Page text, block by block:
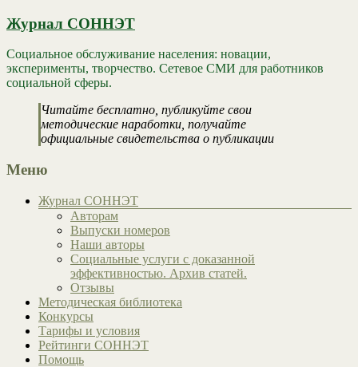
Журнал СОННЭТ
Социальное обслуживание населения: новации,
эксперименты, творчество. Сетевое СМИ для работников
социальной сферы.
Читайте бесплатно, публикуйте свои
методические наработки, получайте
официальные свидетельства о публикации
Меню
Журнал СОННЭТ
Авторам
Выпуски номеров
Наши авторы
Социальные услуги с доказанной
эффективностью. Архив статей.
Отзывы
Методическая библиотека
Конкурсы
Тарифы и условия
Рейтинги СОННЭТ
Помощь